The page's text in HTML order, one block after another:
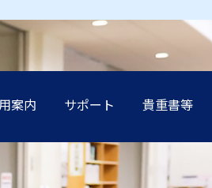
案内 サポート 貴重書等